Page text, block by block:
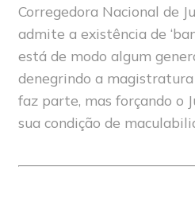
Corregedora Nacional de
admite a existência de
está de modo algum
denegrindo a
faz parte, mas forçando o
sua condição de